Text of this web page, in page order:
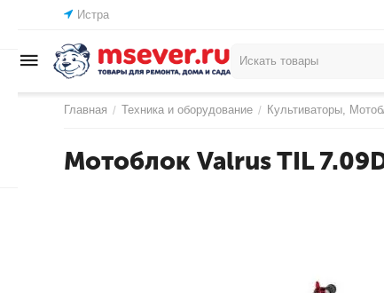
Истра
Главная / Техника и оборудование / Культиваторы,
Мотоблок Valrus TIL